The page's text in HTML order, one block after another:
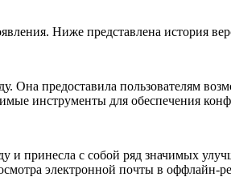
Ниже представлена история
Она предоставила пользователям
инструменты для обеспечения
принесла с собой ряд значимых
электронной почты в оффлайн-